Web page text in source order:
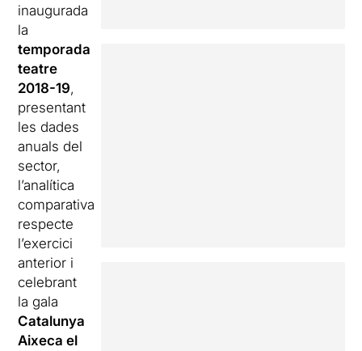
inaugurada
la
temporada
teatre
2018-19,
presentant
les dades
anuals del
sector,
l’analítica
comparativa
respecte
l’exercici
anterior i
celebrant
la gala
Catalunya
Aixeca el